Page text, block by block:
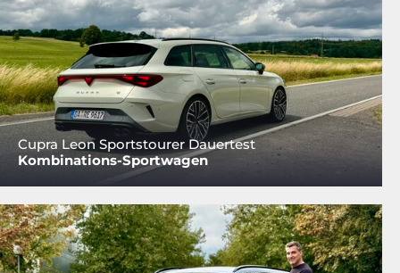
Cupra Leon Sportstourer Dauertest
Kombinations-Sportwagen